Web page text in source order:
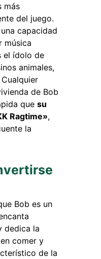
más
del juego.
capacidad
música
el ídolo de
animales,
de Bob
que su
Ragtime»,
la
Bob es un
dedica la
comer y
de la